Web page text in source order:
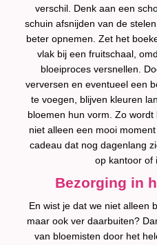
verschil. Denk aan een
schuin afsnijden van de
beter opnemen. Zet het
vlak bij een fruitschaal,
bloeiproces versnellen.
verversen en eventueel een
te voegen, blijven kleuren
bloemen hun vorm. Zo
niet alleen een mooi
cadeau dat nog dagenlang
op kantoor of
Bezorging in
En wist je dat we niet alleen
maar ook ver daarbuiten?
van bloemisten door het